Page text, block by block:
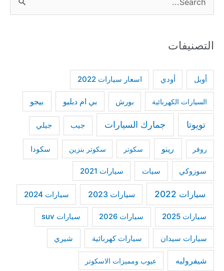
e
r
f
o
:
التصنيفات
أوبل أودي اسعار سيارات 2022
السيارات الكهربائية بورش بي ام دبليو بيجو
تويوتا جمارك السيارات جيب جيلي
روفر رينو سكوتر سكوتر بنزين سكودا
سوزوكي سيات سيارات 2021
سيارات 2022 سيارات 2023 سيارات 2024
سيارات 2025 سيارات 2026 سيارات suv
سيارات سيدان سيارات كهربائية شيري
شيفروليه عيوب ومميزات الاسكوتر